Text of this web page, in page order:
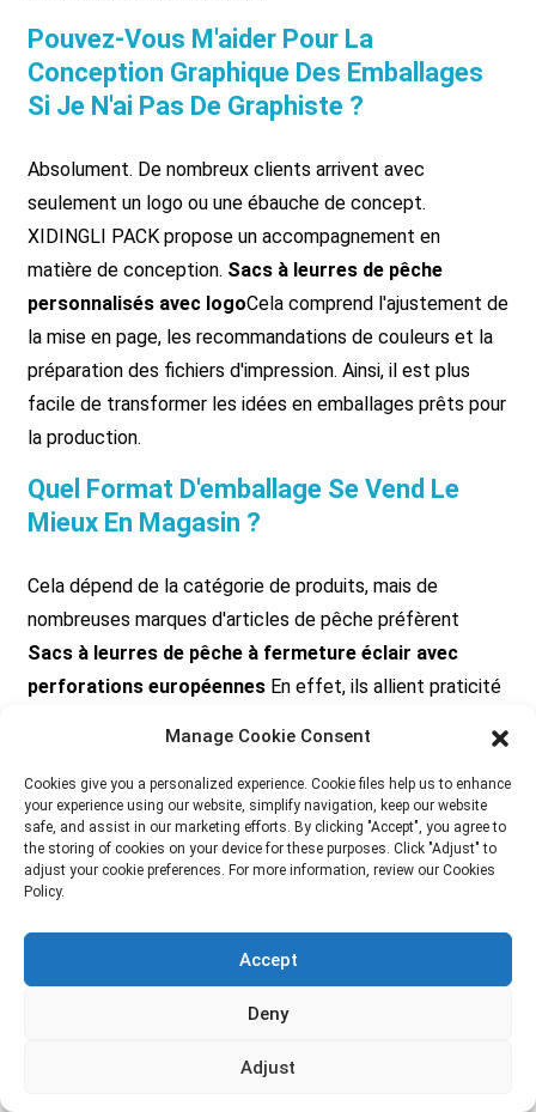
Pouvez-Vous M'aider Pour La
Conception Graphique Des Emballages
Si Je N'ai Pas De Graphiste ?
Absolument. De nombreux clients arrivent avec
seulement un logo ou une ébauche de concept.
XIDINGLI PACK propose un accompagnement en
matière de conception. Sacs à leurres de pêche
personnalisés avec logoCela comprend l'ajustement de
la mise en page, les recommandations de couleurs et la
préparation des fichiers d'impression. Ainsi, il est plus
facile de transformer les idées en emballages prêts pour
la production.
Quel Format D'emballage Se Vend Le
Mieux En Magasin ?
Cela dépend de la catégorie de produits, mais de
nombreuses marques d'articles de pêche préfèrent
Sacs à leurres de pêche à fermeture éclair avec
perforations européennesEn effet, ils allient praticité
sachets transparents et les sacs suspendus sont
également des options populaires pour l'emballage des
articles de pêche en Amérique du Nord et en Europe.
Manage Cookie Consent
Cookies give you a personalized experience. Cookie files help us to enhance
your experience using our website, simplify navigation, keep our website
safe, and assist in our marketing efforts. By clicking "Accept", you agree to
the storing of cookies on your device for these purposes. Click "Adjust" to
adjust your cookie preferences. For more information, review our Cookies
Policy.
Accept
Deny
Adjust